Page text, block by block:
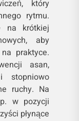
który
rytmu.
na krótkiej
aby
praktyce.
asan,
stopniowo
ruchy. Na
w pozycji
płynące